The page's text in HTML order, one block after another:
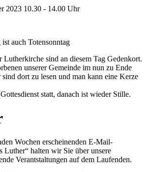
2023 10.30 - 14.00 Uhr
auch Totensonntag
Lutherkirche sind an diesem Tag Gedenkort.
unserer Gemeinde im nun zu Ende
dort zu lesen und man kann eine Kerze
statt, danach ist wieder Stille.
Wochen erscheinenden E-Mail-
Luther“ halten wir Sie über unsere
Verantstaltungen auf dem Laufenden.